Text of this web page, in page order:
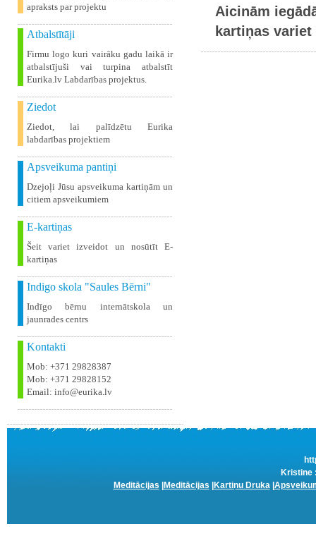
apraksts par projektu
Atbalstītāji
Firmu logo kuri vairāku gadu laikā ir
atbalstījuši vai turpina atbalstīt
Eurika.lv Labdarības projektus.
Ziedot
Ziedot, lai palīdzētu Eurika
labdarības projektiem
Apsveikuma pantiņi
Dzejoļi Jūsu apsveikuma kartiņām un
citiem apsveikumiem
E-kartiņas
Šeit variet izveidot un nosūtīt E-
kartiņas
Indigo skola "Saules Bērni"
Indīgo bērnu internātskola un
jaunrades centrs
Kontakti
Mob: +371 29828387
Mob: +371 29828152
Email: info@eurika.lv
Aicinām
kartiņas variet
Kristine
Meditācijas
Meditācijas Kartiņu Druka|